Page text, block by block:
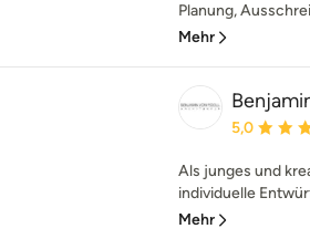
Planung,
Mehr
5,0
Als junges und
individuelle
Mehr